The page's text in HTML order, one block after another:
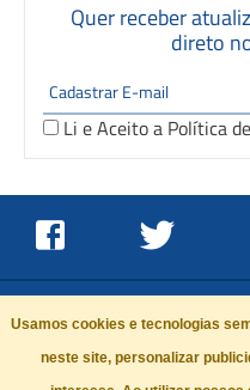
Quer receber
direto
Li e Aceito a Política
Usamos cookies e tecnologias
neste site, personalizar